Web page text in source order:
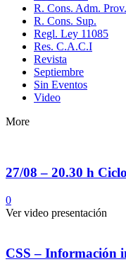
R. Cons. Adm. Prov.
R. Cons. Sup.
Regl. Ley 11085
Res. C.A.C.I
Revista
Septiembre
Sin Eventos
Video
More
27/08 – 20.30 h
0
Ver video presentación
CSS – Información